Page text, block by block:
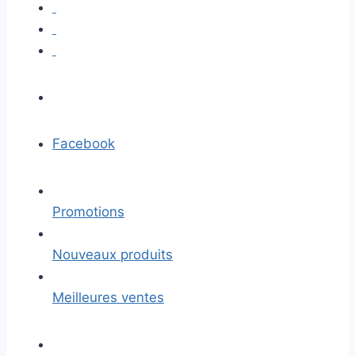
Facebook
Promotions
Nouveaux produits
Meilleures ventes